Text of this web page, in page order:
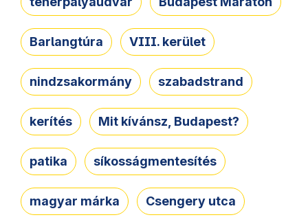
Barlangtúra VIII. kerület
nindzsakormány szabadstrand
kerítés Mit kívánsz, Budapest?
patika síkosságmentesítés
magyar márka Csengery utca